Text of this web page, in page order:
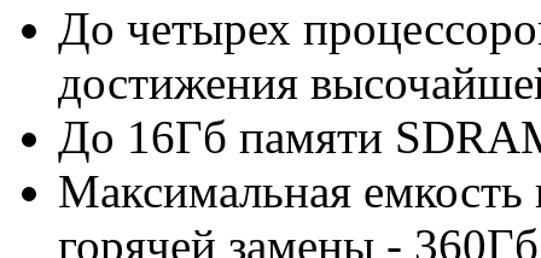
До четырех
достижения
До 16Гб памяти
Максимальная
горячей замены -